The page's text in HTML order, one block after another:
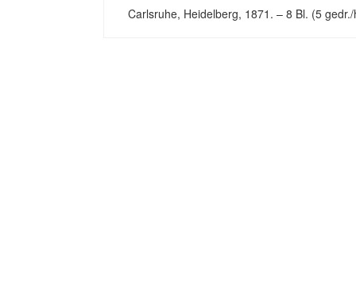
Carlsruhe, Heidelberg, 1871. – 8 Bl. (5